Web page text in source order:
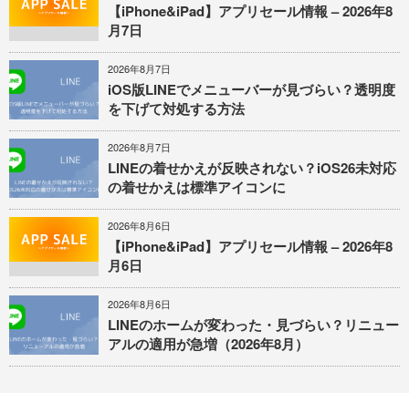
【iPhone&iPad】アプリセール情報 – 2026年8
月7日
2026年8月7日
iOS版LINEでメニューバーが見づらい？透明度
を下げて対処する方法
2026年8月7日
LINEの着せかえが反映されない？iOS26未対応
の着せかえは標準アイコンに
2026年8月6日
【iPhone&iPad】アプリセール情報 – 2026年8
月6日
2026年8月6日
LINEのホームが変わった・見づらい？リニュー
アルの適用が急増（2026年8月）